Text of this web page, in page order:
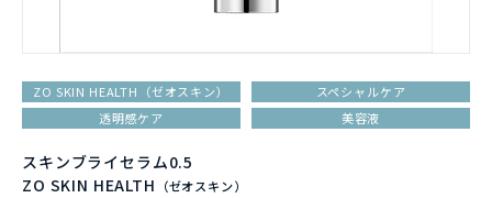
ZO SKIN HEALTH（ゼオスキン）
スペシャルケア
透明感ケア
美容液
スキンブライセラム0.5
ZO SKIN HEALTH
（ゼオスキン）